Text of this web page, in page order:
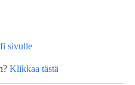
sivulle
Klikkaa tästä